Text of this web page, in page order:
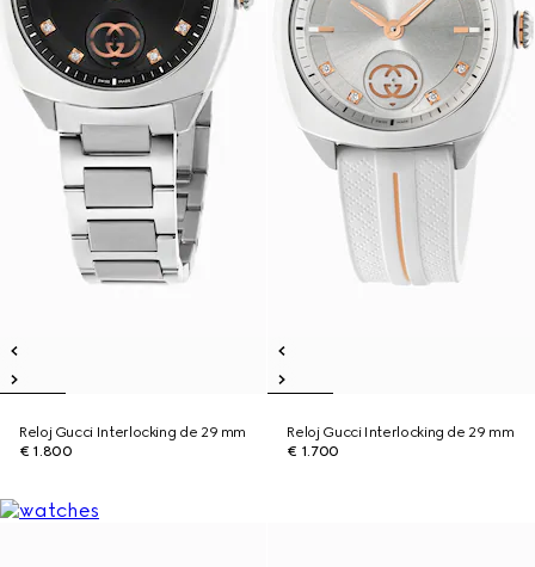
Reloj Gucci Interlocking de 29 mm
€ 1.800
Reloj Gucci Interlocking de 29 mm
€ 1.700